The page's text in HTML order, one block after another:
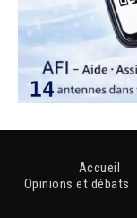
Accueil
Opinions et débats